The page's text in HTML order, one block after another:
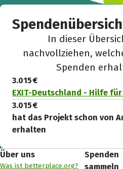
In dieser
nachvollziehen,
Spenden
3.015 €
EXIT-Deutschland - Hilfe
3.015 €
hat das Projekt schon von
erhalten
Über uns
Was ist betterplace.org?
Spenden
sammeln